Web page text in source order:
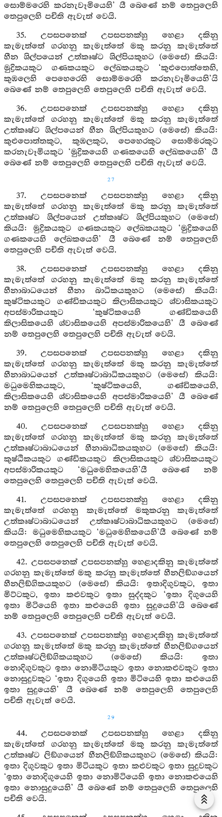
සොම්මරෙහි කරනැවෑමියෙහි’ යී බෙණේ නම් තෙපුලෙහි
තෙපුලෙහි පචිති ඇවැත් වෙයි.
35. උපසපනෙක් උපසපනක්හු හෙළා දකිනු
කැමැත්තේ ගරහනු කැමැත්තේ මකු කරනු කැමැත්තේ
හීන ශිල්පයෙන් උත්කෘෂ්ට ශිල්පියකුහට (මෙසේ) කියයි:
මුද්‍රිකයකුට ගණකයකුට ලේඛකයකුට ‘කුළුපොත්තෙහි,
කුඹලෙහි පෙහෙරෙහි සොම්මරෙහි කරනැවෑමියෙහි’යි
බෙණේ නම් තෙපුලෙහි තෙපුලෙහි පචිති ඇවැත් වෙයි.
36. උපසපනෙක් උපසපනක්හු හෙළා දකිනු
කැමැත්තේ ගරහනු කැමැත්තේ මකු කරනු කැමැත්තේ
උත්කෘෂ්ට ශිල්පයෙන් හීන ශිල්පියකුහට (මෙසේ) කියයි:
කුළුපොත්තකුට, කුඹලකුට, පෙහෙරකුට සොම්මරකුට
කරනැවෑමියකුට ‘මුද්‍රිකයෙහි ගණකයෙහි ලේඛකයෙහි’ යී
බෙණේ නම් තෙපුලෙහි තෙපුලෙහි පචිති ඇවැත් වෙයි.
27
37. උපසපනෙක් උපසපනක්හු හෙළා දකිනු
කැමැත්තේ ගරහනු කැමැත්තේ මකු කරනු කැමැත්තේ
උත්කෘෂ්ට ශිල්පයෙන් උත්කෘෂ්ට ශිල්පියකුහට (මෙසේ)
කියයි: මුද්‍රිකයකුට ගණකයකුට ලේඛකයකුට ‘මුද්‍රිකයෙහි
ගණකයෙහි ලේඛකයෙහි’ යී බෙණේ නම් තෙපුලෙහි
තෙපුලෙහි පචිති ඇවැත් වෙයි.
38. උපසපනෙක් උපසපනක්හු හෙළා දකිනු
කැමැත්තේ ගරහනු කැමැත්තේ මකු කරනු කැමැත්තේ
හීනාබාධයෙන් හීනා බාධිකයකුහට (මෙසේ) කියයි:
කුෂ්ටිකයකුට ගණ්ඩිකයකුට කිලාසිකයකුට ශ්වාසිකයකුට
අපස්මාරිකයකුට ‘කුෂ්ටිකයෙහි ගණ්ඩිකයෙහි
කිලාසිකයෙහි ශ්වාසිකයෙහි අපස්මාරිකයෙහි’ යී බෙණේ
නම් තෙපුලෙහි තෙපුලෙහි පචිති ඇවැත් වෙයි.
39. උපසපනෙක් උපසපනක්හු හෙළා දකිනු
කැමැත්තේ ගරහනු කැමැත්තේ මකු කරනු කැමැත්තේ
හීනාබාධයෙන් උත්කෘෂ්ටාබාධිකයකුහට (මෙසේ) කියයි:
මධුමෙහිකයකුට, ‘කුෂ්ටිකයෙහි, ගණ්ඩිකයෙහි,
කිලාසිකයෙහි ශ්වාසිකයෙහි අපස්මාරිකයෙහි’ යී බෙණේ
නම් තෙපුලෙහි තෙපුලෙහි පචිති ඇවැත් වෙයි.
40. උපසපනෙක් උපසපනක්හු හෙළා දකිනු
කැමැත්තේ ගරහනු කැමැත්තේ මකු කරනු කැමැත්තේ
උත්කෘෂ්ටාබාධයෙන් හීනාබාධිකයකුහට (මෙසේ) කියයි:
කුෂ්ඨිකයකුට ගණ්ඩිකයකුට කිලාසිකයකුට ශ්වාසිකයකුට
අපස්මාරිකයකුට ‘මධුමෙහිකයෙහි’යී බෙණේ නම්
තෙපුලෙහි තෙපුලෙහි පචිති ඇවැත් වෙයි.
41. උපසපනෙක් උපසපනක්හු හෙළා දකිනු
කැමැත්තේ ගරහනු කැමැත්තේ මකුකරනු කැමැත්තේ
උත්කෘෂ්ටාබාධයෙන් උත්කෘෂ්ටාබාධිකයකුහට (මෙසේ)
කියයි: මධුමෙහිකයකුට ‘මධුමෙහිකයෙහි’යී බෙණේ නම්
තෙපුලෙහි තෙපුලෙහි පචිති ඇවැත් වෙයි.
42. උපසපනෙක් උපසපනක්හු හෙළාදකිනු කැමැත්තේ
ගරහනු කැමැත්තේ මකු කරනු කැමැත්තේ හීනලිඞ්ගයෙන්
හීනලිඞ්ගිකයකුහට (මෙසේ) කියයි: ඉතාදිගුවකුට, ඉතා
මිට්ටකුට, ඉතා කළුවකුට ඉතා සුද්දකුට ‘ඉතා දිගුයෙහි
ඉතා මිටියෙහි ඉතා කළුයෙහි ඉතා සුදුයෙහි’යි බෙණේ
නම් තෙපුලෙහි තෙපුලෙහි පචිති ඇවැත් වෙයි.
43. උපසපනෙක් උපසපනක්හු හෙළාදකිනු කැමැත්තේ
ගරහනු කැමැත්තේ මකු කරනු කැමැත්තේ හීනලිඞ්ගයෙන්
උත්කෘෂ්ටලිඞ්ගිකයකුහට (මෙසේ) කියයි: ඉතා
නොදිගුවකුට ඉතා නොමිටියකුට ඉතා නොකළුවකුට ඉතා
නොසුදුවකුට ‘ඉතා දිගුයෙහි ඉතා මිටියෙහි ඉතා කළුයෙහි
ඉතා සුදුයෙහි’ යී බෙණේ නම් තෙපුලෙහි තෙපුලෙහි
පචිති ඇවැත් වෙයි.
29
44. උපසපනෙක් උපසපනක්හු හෙළා දකිනු
කැමැත්තේ ගරහනු කැමැත්තේ මකු කරනු කැමැත්තේ
උත්කෘෂ්ට ලිඞ්ගයෙන් හීනලිඞ්ගිකයකුහට (මෙසේ) කියයි:
ඉතා දිගුවකුට ඉතා මිටියකුට ඉතා කළුවකුට ඉතා සුදුවකුට
‘ඉතා නොදිගුයෙහි ඉතා නොමිටියෙහි ඉතා නොකළුයෙහි
ඉතා නොසුදුයෙහි’ යී බෙණේ නම් තෙපුලෙහි තෙපුලෙහි
පචිති වෙයි.